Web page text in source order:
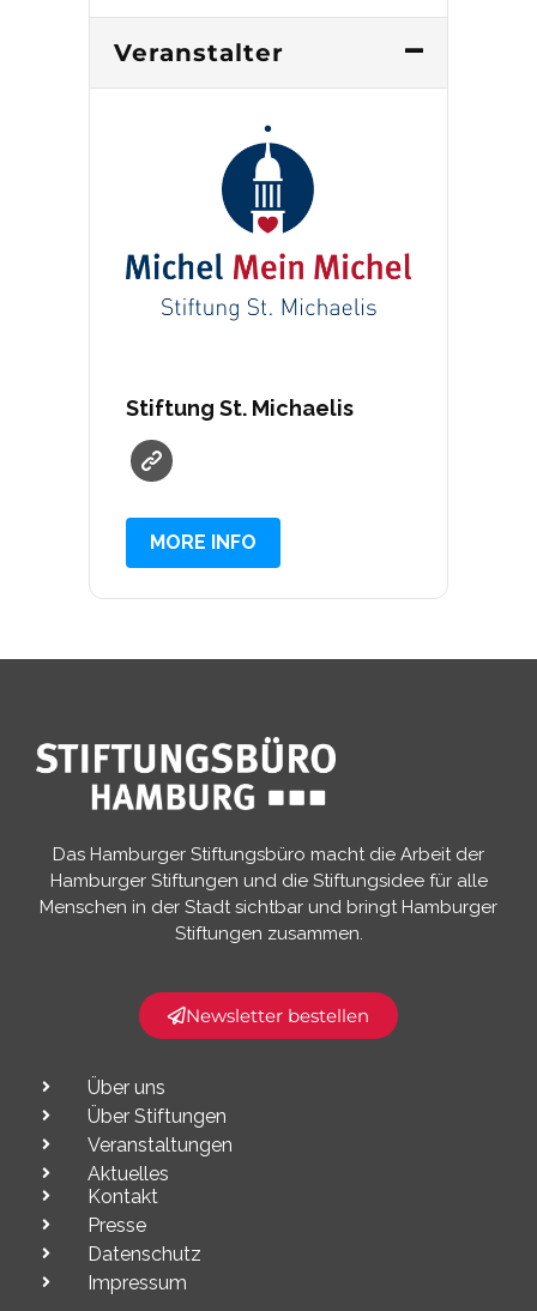
Veranstalter
Stiftung St. Michaelis
MORE INFO
Das Hamburger Stiftungsbüro macht die Arbeit der
Hamburger Stiftungen und die Stiftungsidee für alle
Menschen in der Stadt sichtbar und bringt Hamburger
Stiftungen zusammen.​
Newsletter bestellen
Über uns
Über Stiftungen
Veranstaltungen
Aktuelles
Kontakt
Presse
Datenschutz
Impressum